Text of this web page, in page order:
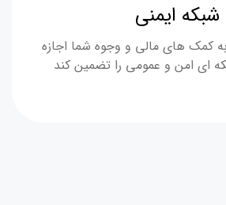
شبکه ایمنی
کمک های مالی و وجوه شما اجازه
ای امن و عمومی را تضمین کند